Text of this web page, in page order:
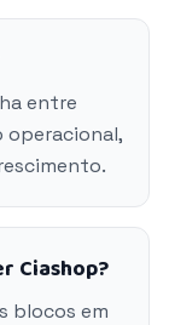
entre
operacional,
Ciashop?
blocos em